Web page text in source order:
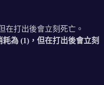
在打出後會立刻死亡。
為 (1)，但在打出後會立刻